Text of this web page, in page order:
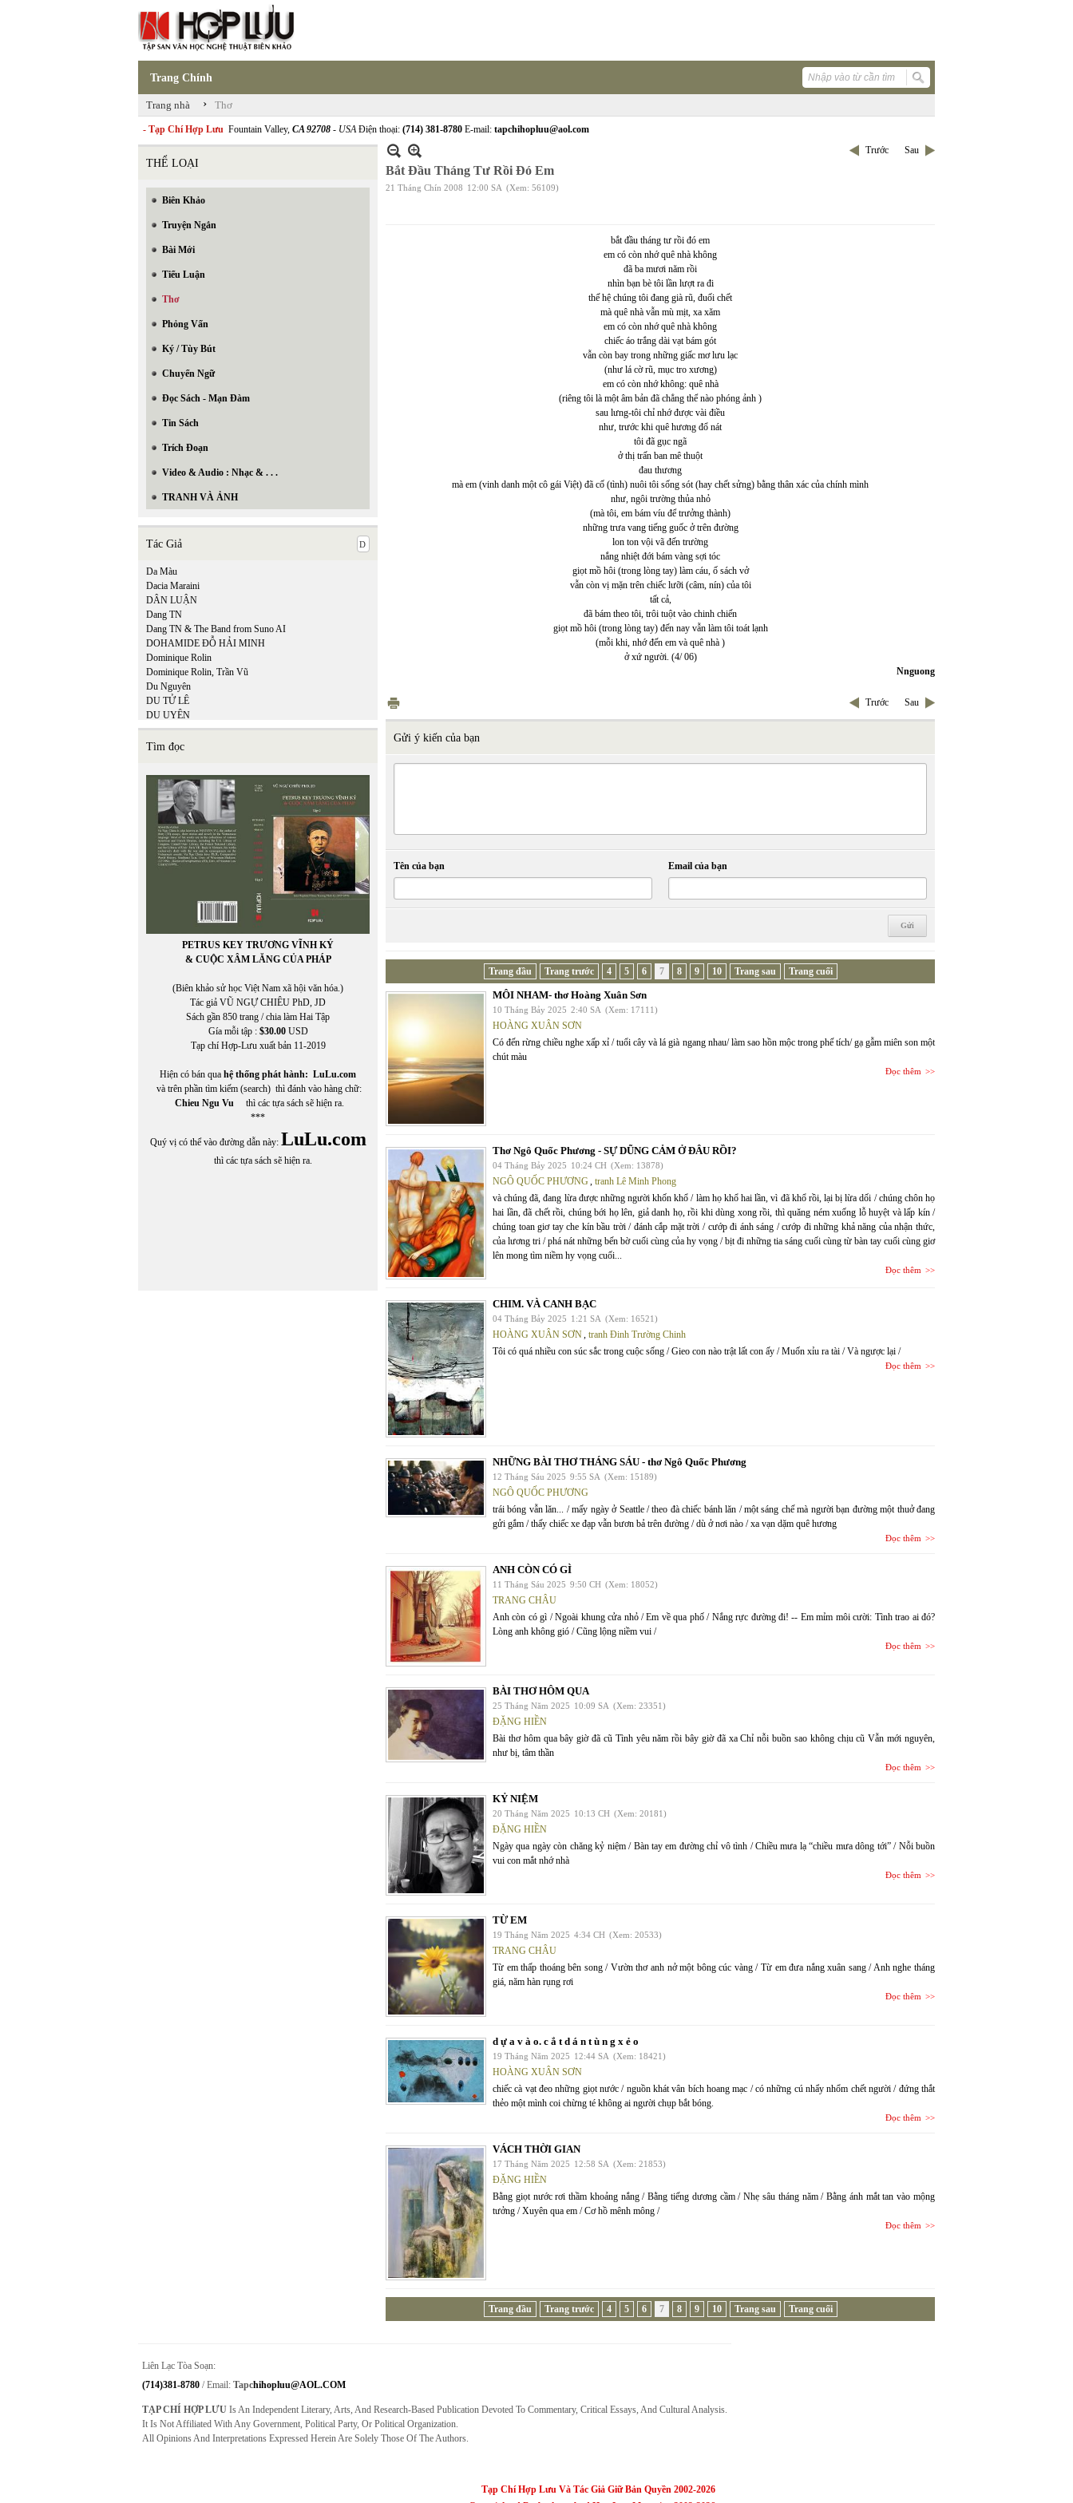
Trang Chính
Trang nhà › Thơ
- Tạp Chí Hợp Lưu Fountain Valley, CA 92708 - USAĐiện thoại: (714) 381-8780 E-mail: tapchihopluu@aol.com
THỂ LOẠI
Biên Khảo
Truyện Ngắn
Bài Mới
Tiểu Luận
Thơ
Phỏng Vấn
Ký / Tùy Bút
Chuyển Ngữ
Đọc Sách - Mạn Đàm
Tin Sách
Trích Đoạn
Video & Audio : Nhạc & . . .
TRANH VÀ ẢNH
Tác Giả
Da Màu
Dacia Maraini
DÂN LUẬN
Dang TN
Dang TN & The Band from Suno AI
DOHAMIDE ĐỖ HẢI MINH
Dominique Rolin
Dominique Rolin, Trần Vũ
Du Nguyên
DU TỬ LÊ
DU UYÊN
DƯƠNG NGHIỄM MẬU
DƯƠNG PHƯƠNG LINH
Dzoãn Minh
Tìm đọc
PETRUS KEY TRƯƠNG VĨNH KÝ
& CUỘC XÂM LĂNG CỦA PHÁP
(Biên khảo sử học Việt Nam xã hội văn hóa.)
Tác giả VŨ NGỰ CHIÊU PhD, JD
Sách gần 850 trang / chia làm Hai Tập
Gía mỗi tập : $30.00USD
Tạp chí Hợp-Lưu xuất bản 11-2019
Hiện có bán qua hệ thống phát hành: LuLu.com
và trên phần tìm kiếm (search) thì đánh vào hàng chữ:
Chieu Ngu Vu thì các tựa sách sẽ hiện ra.
***
Quý vị có thể vào đường dẫn này: LuLu.com
thì các tựa sách sẽ hiện ra.
Trước Sau
Bắt Đầu Tháng Tư Rồi Đó Em
21 Tháng Chín 2008 12:00 SA (Xem: 56109)
bắt đầu tháng tư rồi đó em
em có còn nhớ quê nhà không
đã ba mươi năm rồi
nhìn bạn bè tôi lần lượt ra đi
thế hệ chúng tôi đang già rũ, đuối chết
mà quê nhà vẫn mù mịt, xa xăm
em có còn nhớ quê nhà không
chiếc áo trắng dài vạt bám gót
vẫn còn bay trong những giấc mơ lưu lạc
(như lá cờ rũ, mục tro xương)
em có còn nhớ không: quê nhà
(riêng tôi là một âm bản đã chẳng thể nào phóng ảnh )
sau lưng-tôi chỉ nhớ được vài điều
như, trước khi quê hương đổ nát
tôi đã gục ngã
ở thị trấn ban mê thuột
đau thương
mà em (vinh danh một cô gái Việt) đã cố (tình) nuôi tôi sống sót (hay chết sửng) bằng thân xác của chính mình
như, ngôi trường thủa nhỏ
(mà tôi, em bám víu để trưởng thành)
những trưa vang tiếng guốc ở trên đường
lon ton vội vã đến trường
nắng nhiệt đới bám vàng sợi tóc
giọt mồ hôi (trong lòng tay) làm cáu, ố sách vở
vẫn còn vị mặn trên chiếc lưỡi (câm, nín) của tôi
tất cả,
đã bám theo tôi, trôi tuột vào chinh chiến
giọt mồ hôi (trong lòng tay) đến nay vẫn làm tôi toát lạnh
(mỗi khi, nhớ đến em và quê nhà )
ở xứ người. (4/ 06)
Nnguong
Trước Sau
Gửi ý kiến của bạn
Tên của bạn Email của bạn
Trang đầu Trang trước 4 5 6 7 8 9 10 Trang sau Trang cuối
MÔI NHAM- thơ Hoàng Xuân Sơn
10 Tháng Bảy 2025 2:40 SA (Xem: 17111)
HOÀNG XUÂN SƠN
Có đến rừng chiều nghe xấp xỉ / tuổi cây và lá già ngang nhau/ làm sao hồn mộc trong phế tích/ gạ gẫm miên son một
chút màu
Đọc thêm
Thơ Ngô Quốc Phương - SỰ DŨNG CẢM Ở ĐÂU RỒI?
04 Tháng Bảy 2025 10:24 CH (Xem: 13878)
NGÔ QUỐC PHƯƠNG, tranh Lê Minh Phong
và chúng đã, đang lừa được những người khốn khổ / làm họ khổ hai lần, vì đã khổ rồi, lại bị lừa dối / chúng chôn họ
hai lần, đã chết rồi, chúng bới họ lên, giả danh họ, rồi khi dùng xong rồi, thì quăng ném xuống lỗ huyệt và lấp kín /
chúng toan giơ tay che kín bầu trời / đánh cắp mặt trời / cướp đi ánh sáng / cướp đi những khả năng của nhận thức,
của lương tri / phá nát những bến bờ cuối cùng của hy vọng / bịt đi những tia sáng cuối cùng từ bàn tay cuối cùng giơ
lên mong tìm niềm hy vọng cuối...
Đọc thêm
CHIM. VÀ CANH BẠC
04 Tháng Bảy 2025 1:21 SA (Xem: 16521)
HOÀNG XUÂN SƠN, tranh Đinh Trường Chinh
Tôi có quá nhiều con súc sắc trong cuộc sống / Gieo con nào trật lất con ấy / Muốn xỉu ra tài / Và ngược lại /
Đọc thêm
NHỮNG BÀI THƠ THÁNG SÁU - thơ Ngô Quốc Phương
12 Tháng Sáu 2025 9:55 SA (Xem: 15189)
NGÔ QUỐC PHƯƠNG
trái bóng vẫn lăn... / mấy ngày ở Seattle / theo đà chiếc bánh lăn / một sáng chế mà người bạn đường một thuở đang
gửi gắm / thấy chiếc xe đạp vẫn bươn bả trên đường / dù ở nơi nào / xa vạn dặm quê hương
Đọc thêm
ANH CÒN CÓ GÌ
11 Tháng Sáu 2025 9:50 CH (Xem: 18052)
TRANG CHÂU
Anh còn có gì / Ngoài khung cửa nhỏ / Em về qua phố / Nắng rực đường đi! -- Em mỉm môi cười: Tình trao ai đó?
Lòng anh không gió / Cũng lộng niềm vui /
Đọc thêm
BÀI THƠ HÔM QUA
25 Tháng Năm 2025 10:09 SA (Xem: 23351)
ĐẶNG HIỀN
Bài thơ hôm qua bây giờ đã cũ Tình yêu năm rồi bây giờ đã xa Chỉ nỗi buồn sao không chịu cũ Vẫn mới nguyên,
như bị, tâm thần
Đọc thêm
KỶ NIỆM
20 Tháng Năm 2025 10:13 CH (Xem: 20181)
ĐẶNG HIỀN
Ngày qua ngày còn chăng kỷ niệm / Bàn tay em đường chỉ vô tình / Chiều mưa lạ “chiều mưa dông tới” / Nỗi buồn
vui con mắt nhớ nhà
Đọc thêm
TỪ EM
19 Tháng Năm 2025 4:34 CH (Xem: 20533)
TRANG CHÂU
Từ em thấp thoáng bên song / Vườn thơ anh nở một bông cúc vàng / Từ em đưa nắng xuân sang / Anh nghe tháng
giá, năm hàn rụng rơi
Đọc thêm
d ự a v à o. c ắ t d á n t ù n g x ẻ o
19 Tháng Năm 2025 12:44 SA (Xem: 18421)
HOÀNG XUÂN SƠN
chiếc cà vạt đeo những giọt nước / nguồn khát vân bích hoang mạc / có những cú nhẩy nhổm chết người / đứng thắt
thẻo một mình coi chừng té không ai người chụp bắt bóng.
Đọc thêm
VÁCH THỜI GIAN
17 Tháng Năm 2025 12:58 SA (Xem: 21853)
ĐẶNG HIỀN
Bằng giọt nước rơi thầm khoảng nắng / Bằng tiếng dương cầm / Nhẹ sâu tháng năm / Bằng ánh mắt tan vào mộng
tưởng / Xuyên qua em / Cơ hồ mênh mông /
Đọc thêm
Trang đầu Trang trước 4 5 6 7 8 9 10 Trang sau Trang cuối
Liên Lạc Tòa Soạn:
(714)381-8780 / Email: TapcHihopluu@AOL.COM
TẠP CHÍ HỢP LƯU Is An Independent Literary, Arts, And Research-Based Publication Devoted To Commentary, Critical Essays, And Cultural Analysis.
It Is Not Affiliated With Any Government, Political Party, Or Political Organization.
All Opinions And Interpretations Expressed Herein Are Solely Those Of The Authors.
Tạp Chí Hợp Lưu Và Tác Giả Giữ Bản Quyền 2002-2026